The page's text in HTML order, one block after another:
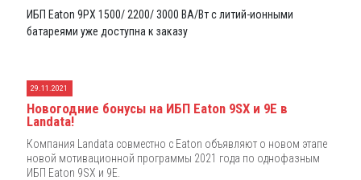
ИБП Eaton 9PX 1500/ 2200/ 3000 ВА/Вт с литий-ионными
батареями уже доступна к заказу
29.11.2021
Новогодние бонусы на ИБП Eaton 9SX и 9E в
Landata!
Компания Landata совместно с Eaton объявляют о новом этапе
новой мотивационной программы 2021 года по однофазным
ИБП Eaton 9SX и 9E.